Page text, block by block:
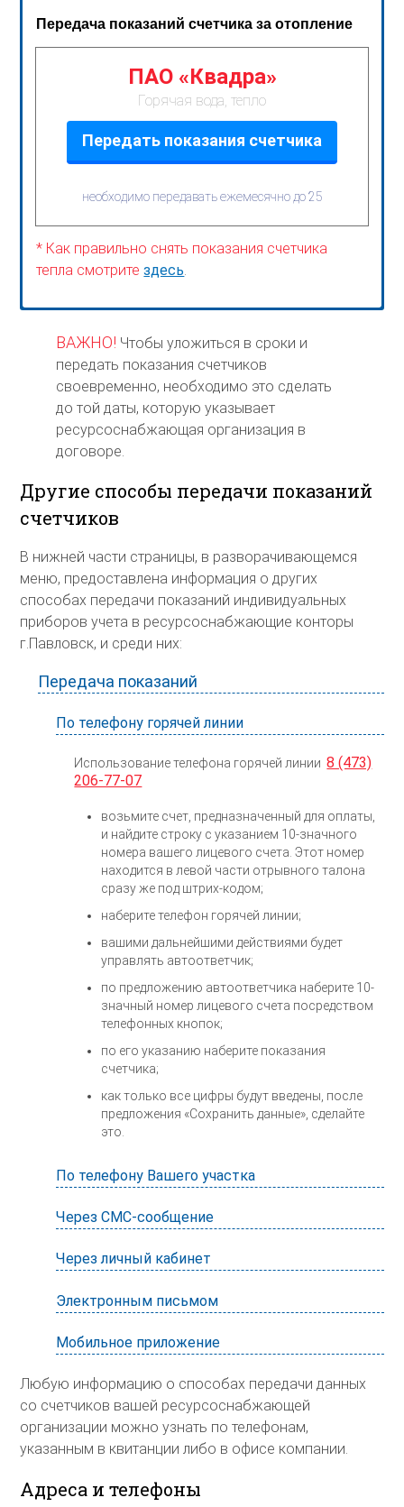
Передача показаний счетчика за отопление
ПАО «Квадра»
Горячая вода, тепло
Передать показания счетчика
необходимо передавать ежемесячно до 25
* Как правильно снять показания счетчика
тепла смотритездесь
ВАЖНО! Чтобы уложиться в сроки и
передать показания счетчиков
своевременно, необходимо это сделать
до той даты, которую указывает
ресурсоснабжающая организация в
договоре.
Другие способы передачи показаний
счетчиков
В нижней части страницы, в разворачивающемся
меню, предоставлена информация о других
способах передачи показаний индивидуальных
приборов учета в ресурсоснабжающие конторы
г.Павловск, и среди них:
Передача показаний
По телефону горячей линии
Использование телефона горячей линии8 (473)
206-77-07
возьмите счет, предназначенный для оплаты,
и найдите строку с указанием 10-значного
номера вашего лицевого счета. Этот номер
находится в левой части отрывного талона
сразу же под штрих-кодом;
наберите телефон горячей линии;
вашими дальнейшими действиями будет
управлять автоответчик;
по предложению автоответчика наберите 10-
значный номер лицевого счета посредством
телефонных кнопок;
по его указанию наберите показания
счетчика;
как только все цифры будут введены, после
предложения «Сохранить данные», сделайте
это.
По телефону Вашего участка
Через СМС-сообщение
Через личный кабинет
Электронным письмом
Мобильное приложение
Любую информацию о способах передачи данных
со счетчиков вашей ресурсоснабжающей
организации можно узнать по телефонам,
указанным в квитанции либо в офисе компании.
Адреса и телефоны